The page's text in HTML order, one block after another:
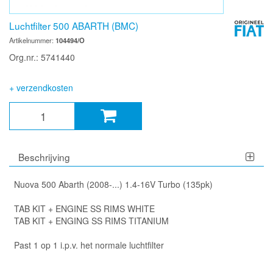
Luchtfilter 500 ABARTH (BMC)
Artikelnummer: 104494/O
Org.nr.: 5741440
+ verzendkosten
Beschrijving
Nuova 500 Abarth (2008-...) 1.4-16V Turbo (135pk)
TAB KIT + ENGINE SS RIMS WHITE
TAB KIT + ENGING SS RIMS TITANIUM
Past 1 op 1 i.p.v. het normale luchtfilter